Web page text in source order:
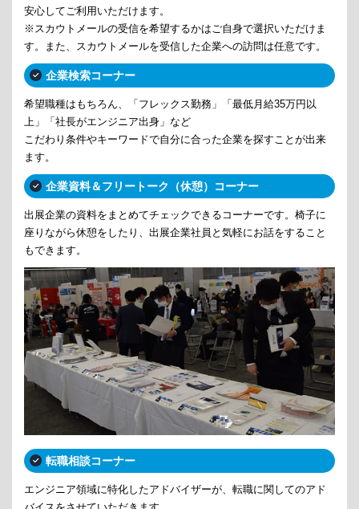
安心してご利用いただけます。
※スカウトメールの受信を希望するかはご自身で選択いただけま
す。また、スカウトメールを受信した企業への訪問は任意です。
企業検索コーナー
希望職種はもちろん、「フレックス勤務」「最低月給35万円以
上」「社長がエンジニア出身」など
こだわり条件やキーワードで自分に合った企業を探すことが出来
ます。
企業資料＆フリートーク（休憩）コーナー
出展企業の資料をまとめてチェックできるコーナーです。椅子に
座りながら休憩をしたり、出展企業社員と気軽にお話をすること
もできます。
転職相談コーナー
エンジニア領域に特化したアドバイザーが、転職に関してのアド